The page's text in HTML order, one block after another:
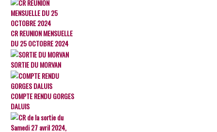
CR REUNION MENSUELLE
DU 25 OCTOBRE 2024
SORTIE DU MORVAN
COMPTE RENDU GORGES
DALUIS